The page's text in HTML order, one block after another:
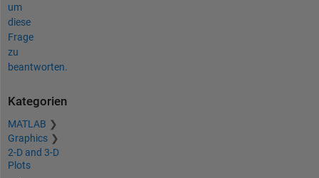
um
diese
Frage
zu
beantworten.
Kategorien
MATLAB
Graphics
2-D and 3-D
Plots